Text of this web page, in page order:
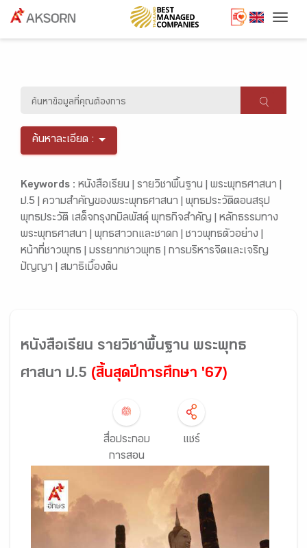
ค้นหาละเอียด :
Keywords : หนังสือเรียน | รายวิชาพื้นฐาน | พระพุทธศาสนา |
ป.5 | ความสำคัญของพระพุทธศาสนา | พุทธประวัติตอนสรุป
พุทธประวัติ เสด็จกรุงกบิลพัสดุ์ พุทธกิจสำคัญ | หลักธรรมทาง
พระพุทธศาสนา | พุทธสาวกและชาดก | ชาวพุทธตัวอย่าง |
หน้าที่ชาวพุทธ | มรรยาทชาวพุทธ | การบริหารจิตและเจริญ
ปัญญา | สมาธิเบื้องต้น
หนังสือเรียน รายวิชาพื้นฐาน พระพุทธ
ศาสนา ป.5 (สิ้นสุดปีการศึกษา '67)
สื่อประกอบ
การสอน
แชร์